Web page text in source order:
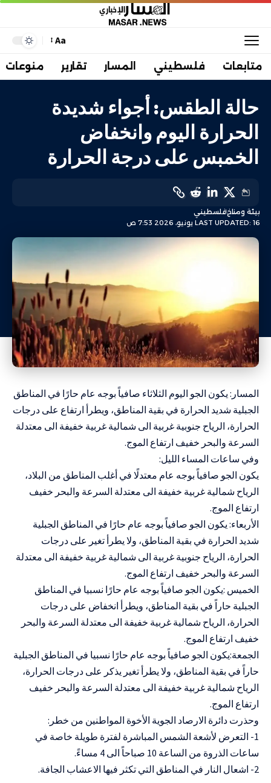
Aa
متابعات فلسطيني المسار تقارير منوعات
حالة الطقس: أجواء شديدة
الحرارة اليوم وانخفاض
الخمبس على درجة الحرارة
LAST UPDATED: 16 يونيو، 2026 7:53 ص
بيئة ومناخفلسطيني
المسار: يكون الجو اليوم الثلاثاء صافياً بوجه عام حارًا في المناطق
الجبلية شديد الحرارة في بقية المناطق، ويطرأ ارتفاع على درجات
الحرارة، الرياح جنوبية غربية الى شمالية غربية خفيفة الى معتدلة
السرعة والبحر خفيف ارتفاع الموج.
وفي ساعات المساء الليل:
يكون الجو صافياً بوجه عام معتدلًا في أغلب المناطق من البلاد،
الرياح شمالية غربية خفيفة الى معتدلة السرعة والبحر خفيف
ارتفاع الموج.
الأربعاء: يكون الجو صافياً بوجه عام حارًا في المناطق الجبلية
شديد الحرارة في بقية المناطق، ولا يطرأ تغير على درجات
الحرارة، الرياح جنوبية غربية الى شمالية غربية خفيفة الى معتدلة
السرعة والبحر خفيف ارتفاع الموج.
الخميس :يكون الجو صافياً بوجه عام حارًا نسبيا في المناطق
الجبلية حاراً في بقية المناطق، ويطرأ انخفاض على درجات
الحرارة، الرياح شمالية غربية خفيفة الى معتدلة السرعة والبحر
خفيف ارتفاع الموج.
الجمعة:يكون الجو صافياً بوجه عام حارًا نسبيا في المناطق الجبلية
حاراً في بقية المناطق، ولا يطرأ تغير يذكر على درجات الحرارة،
الرياح شمالية غربية خفيفة الى معتدلة السرعة والبحر خفيف
ارتفاع الموج.
وحذرت دائرة الارصاد الجوية الأخوة المواطنين من خطر:
1- التعرض لأشعة الشمس المباشرة لفترة طويلة خاصة في
ساعات الذروة من الساعة 10 صباحاً الى 4 مساءً.
2- اشعال النار في المناطق التي تكثر فيها الاعشاب الجافة.